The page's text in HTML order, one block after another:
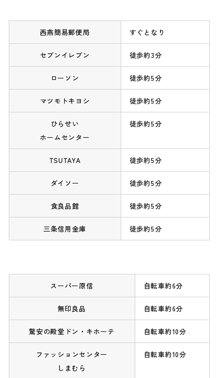
西燕簡易郵便局 すぐとなり
セブンイレブン 徒歩約3分
ローソン 徒歩約5分
マツモトキヨシ 徒歩約5分
ひらせい
ホームセンター
徒歩約5分
TSUTAYA 徒歩約5分
ダイソー 徒歩約5分
食良品館 徒歩約5分
三条信用金庫 徒歩約5分
スーパー原信 自転車約6分
無印良品 自転車約6分
驚安の殿堂ドン・キホーテ 自転車約10分
ファッションセンター
しまむら
自転車約10分